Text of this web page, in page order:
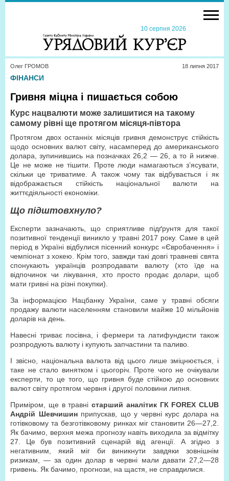
10 серпня 2026
Олег ГРОМОВ 18 липня 2017
ФІНАНСИ
Гривня міцна і пишається собою
Курс нацвалюти може залишитися на такому
самому рівні ще протягом місяця-півтора
Протягом двох останніх місяців гривня демонструє стійкість
щодо основних валют світу, насамперед до американського
долара, зупинившись на позначках 26,2 — 26, а то й нижче.
Це не може не тішити. Проте люди намагаються з’ясувати,
скільки це триватиме. А також чому так відбувається і як
відображається стійкість національної валюти на
життєдіяльності економіки.
Що підштовхнуло?
Експерти зазначають, що сприятливе підґрунтя для такої
позитивної тенденції виникло у травні 2017 року. Саме в цей
період в Україні відбулися пісенний конкурс «Євробачення» і
чемпіонат з хокею. Крім того, завжди такі довгі травневі свята
спонукають українців розпродавати валюту (хто їде на
відпочинок чи лікування, хто просто продає долари, щоб
мати гривні на різні покупки).
За інформацією Нацбанку України, саме у травні обсяги
продажу валюти населенням становили майже 10 мільйонів
доларів на день.
Навесні триває посівна, і фермери та латифундисти також
розпродують валюту і купують запчастини та паливо.
І звісно, національна валюта від цього лише зміцнюється, і
таке не стало винятком і цьогоріч. Проте чого не очікували
експерти, то це того, що гривня буде стійкою до основних
валют світу протягом червня і другої половини липня.
Приміром, ще в травні старший аналітик ГК FOREX CLUB
Андрій Шевчишин припускав, що у червні курс долара на
готівковому та безготівковому ринках міг становити 26—27,2.
Як бачимо, верхня межа прогнозу навіть виходила за відмітку
27. Це був позитивний сценарій від агенції. А згідно з
негативним, який міг би виникнути завдяки зовнішнім
ризикам, — за один долар в червні мали давати 27,2—28
гривень. Як бачимо, прогнози, на щастя, не справдилися.